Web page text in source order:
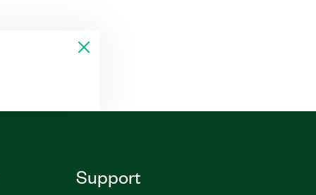
Support